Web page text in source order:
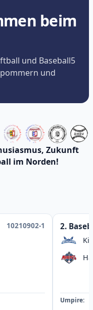
beim
und Baseball5
und
Zukunft
im Norden!
10210902-1
2.
Umpire: